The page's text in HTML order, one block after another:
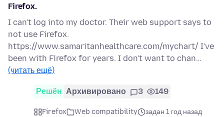
Firefox.
I can't log into my doctor. Their web support says to
not use Firefox.
https://www.samaritanhealthcare.com/mychart/ I've
been with Firefox for years. I don't want to chan…
(читать ещё)
Решён Архивировано 3 149
Firefox Web compatibility
задан 1 год назад